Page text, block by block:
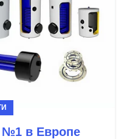
в Европе